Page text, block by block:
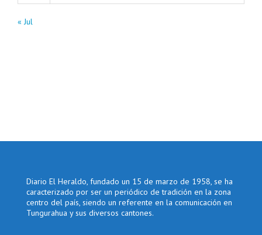
« Jul
Diario El Heraldo, fundado un 15 de marzo de 1958, se ha
caracterizado por ser un periódico de tradición en la zona
centro del país, siendo un referente en la comunicación en
Tungurahua y sus diversos cantones.